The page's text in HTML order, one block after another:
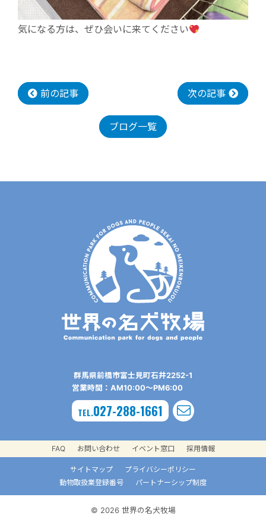
気になる方は、ぜひ会いに来てください
前の記事 次の記事
ブログ一覧
群⾺県前橋市富⼠⾒町⽯井2252-1
営業時間：AM10:00〜PM6:00
TEL.027-288-1661
FAQ お問い合わせ イベント窓口 採用情報
サイトマップ
プライバシーポリシー
動物取扱業登録番号
パートナーシップ制度
© 2026 世界の名犬牧場